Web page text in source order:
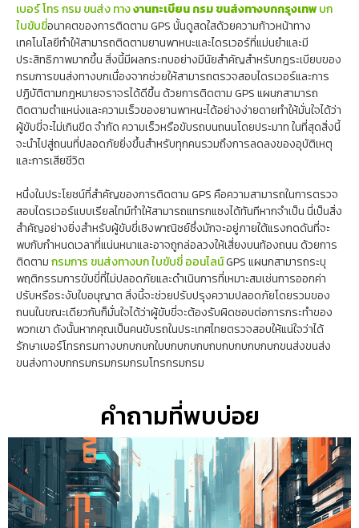
เบอร์ โทร กรม ขนส่ง ทางงานทะเบียน กรม ขนส่งทางบกกรุงเทพบก
ใบขับขี่อนาคตของการติดตาม GPS นั้นดูสดใสด้วยความก้าวหน้าทาง
เทคโนโลยีทำให้สามารถติดตามยานพาหนะและไดรเวอร์ที่แม่นยำและมี
ประสิทธิภาพมากขึ้น สิ่งนี้มีผลกระทบอย่างมีนัยสำคัญสำหรับกฎระเบียบของ
กรมการขนส่งทางบกเนื่องจากช่วยให้สามารถตรวจสอบไดรเวอร์และการ
ปฏิบัติตามกฎหมายจราจรได้ดีขึ้น ด้วยการติดตาม GPS แผนกสามารถ
ติดตามตำแหน่งและความเร็วของยานพาหนะได้อย่างง่ายดายทำให้มั่นใจได้ว่า
ผู้ขับขี่จะไม่เกินขีด จำกัด ความเร็วหรือขับรถบนถนนโดยประมาท ในที่สุดสิ่งนี้
จะนำไปสู่ถนนที่ปลอดภัยยิ่งขึ้นสำหรับทุกคนรวมถึงการลดลงของอุบัติเหตุ
และการเสียชีวิต
หนึ่งในประโยชน์ที่สำคัญของการติดตาม GPS คือความสามารถในการตรวจ
สอบไดรเวอร์แบบเรียลไทม์ทำให้สามารถแทรกแซงได้ทันทีหากจำเป็น นี่เป็นสิ่ง
สำคัญอย่างยิ่งสำหรับผู้ขับขี่เชิงพาณิชย์ซึ่งมักจะอยู่ภายใต้แรงกดดันที่จะ
พบกับกำหนดเวลาที่แน่นหนาและอาจถูกล่อลวงให้เสี่ยงบนท้องถนน ด้วยการ
ติดตามกรมการ ขนส่งทางบก ใบขับขี่ ออนไลน์GPS แผนกสามารถระบุ
พฤติกรรมการขับขี่ที่ไม่ปลอดภัยและดำเนินการที่เหมาะสมเช่นการออกค่า
ปรับหรือระงับใบอนุญาต สิ่งนี้จะช่วยปรับปรุงความปลอดภัยโดยรวมของ
ถนนในขณะเดียวกันก็มั่นใจได้ว่าผู้ขับขี่จะต้องรับผิดชอบต่อการกระทำของ
พวกเขา ดังนั้นหากคุณเป็นคนขับรถในประเทศไทยตรวจสอบให้แน่ใจว่าได้
รักษาเบอร์โทรกรมทางบกบกบกใบบกบกบกบกบกบกบกบกบกขนส่งขนส่ง
ขนส่งทางบกกรมกรมกรมกรมโทรกรมกรม
คำถามที่พบบ่อย